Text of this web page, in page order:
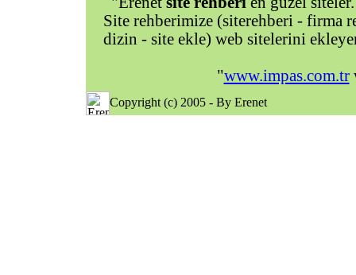
Site rehberimize (siterehberi - firma
dizin - site ekle) web sitelerini
"www.impas.com.tr
Copyright (c) 2005 - By Erenet